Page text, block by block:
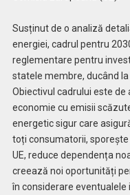
Susținut de o analiză
energiei, cadrul pentru
reglementare pentru
statele membre, ducând
Obiectivul cadrului este
economie cu emisii
energetic sigur care
toți consumatorii,
UE, reduce dependența
creează noi oportunități
în considerare